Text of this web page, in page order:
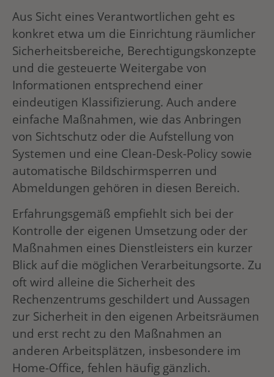
Aus Sicht eines Verantwortlichen geht es
konkret etwa um die Einrichtung räumlicher
Sicherheitsbereiche, Berechtigungskonzepte
und die gesteuerte Weitergabe von
Informationen entsprechend einer
eindeutigen Klassifizierung. Auch andere
einfache Maßnahmen, wie das Anbringen
von Sichtschutz oder die Aufstellung von
Systemen und eine Clean-Desk-Policy sowie
automatische Bildschirmsperren und
Abmeldungen gehören in diesen Bereich.
Erfahrungsgemäß empfiehlt sich bei der
Kontrolle der eigenen Umsetzung oder der
Maßnahmen eines Dienstleisters ein kurzer
Blick auf die möglichen Verarbeitungsorte. Zu
oft wird alleine die Sicherheit des
Rechenzentrums geschildert und Aussagen
zur Sicherheit in den eigenen Arbeitsräumen
und erst recht zu den Maßnahmen an
anderen Arbeitsplätzen, insbesondere im
Home-Office, fehlen häufig gänzlich.